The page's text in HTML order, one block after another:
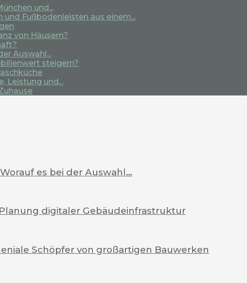
und...
Fußbodenleisten aus einem...
von Häusern?
Auswahl...
steigern?
Leistung und...
es bei der Auswahl…
digitaler Gebäudeinfrastruktur
Schöpfer von großartigen Bauwerken